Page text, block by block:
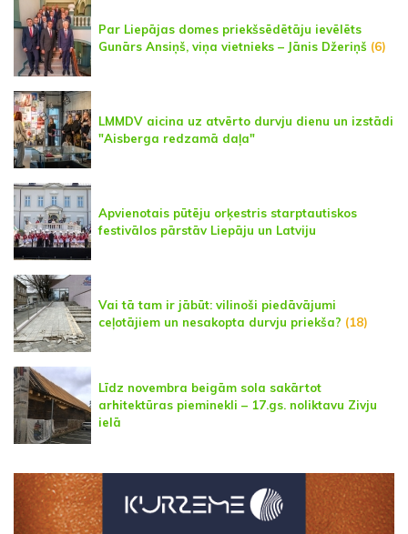
Par Liepājas domes priekšsēdētāju ievēlēts
Gunārs Ansiņš, viņa vietnieks – Jānis Džeriņš (6)
LMMDV aicina uz atvērto durvju dienu un izstādi
"Aisberga redzamā daļa"
Apvienotais pūtēju orķestris starptautiskos
festivālos pārstāv Liepāju un Latviju
Vai tā tam ir jābūt: vilinoši piedāvājumi
ceļotājiem un nesakopta durvju priekša? (18)
Līdz novembra beigām sola sakārtot
arhitektūras pieminekli – 17.gs. noliktavu Zivju
ielā